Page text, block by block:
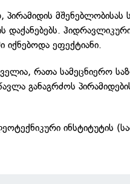
მშენებლობისას
დაქანებებს.
იქნებოდა ეფექტიანი.
რათა სამეცნიერო
განაგრძოს
ინსტიტუტის